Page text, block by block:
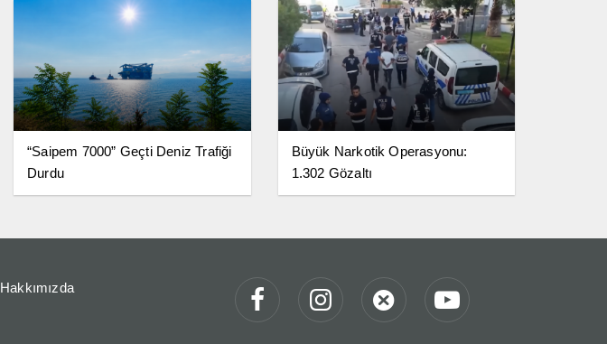
“Saipem 7000” Geçti Deniz Trafiği
Durdu
Büyük Narkotik Operasyonu:
1.302 Gözaltı
Hakkımızda